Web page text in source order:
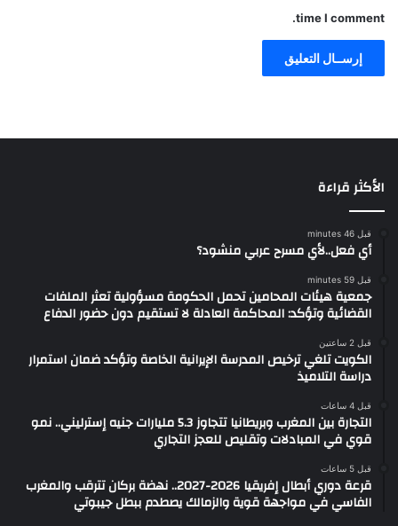
time I comment.
الأكثر قراءة
قبل 46 minutes
أي فعل..لأي مسرح عربي منشود؟
قبل 59 minutes
جمعية هيئات المحامين تحمل الحكومة مسؤولية تعثر الملفات
القضائية وتؤكد: المحاكمة العادلة لا تستقيم دون حضور الدفاع
قبل 2 ساعتين
الكويت تلغي ترخيص المدرسة الإيرانية الخاصة وتؤكد ضمان استمرار
دراسة التلاميذ
قبل 4 ساعات
التجارة بين المغرب وبريطانيا تتجاوز 5.3 مليارات جنيه إسترليني.. نمو
قوي في المبادلات وتقليص للعجز التجاري
قبل 5 ساعات
قرعة دوري أبطال إفريقيا 2026-2027.. نهضة بركان تترقب والمغرب
الفاسي في مواجهة قوية والزمالك يصطدم ببطل جيبوتي